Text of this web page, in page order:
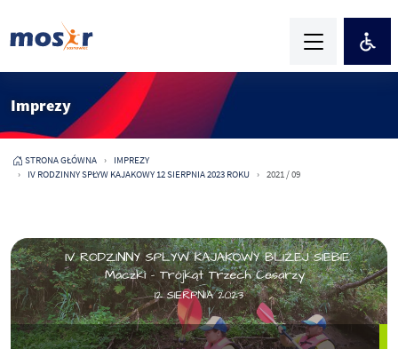
Imprezy
STRONA GŁÓWNA
IMPREZY
IV RODZINNY SPŁYW KAJAKOWY 12 SIERPNIA 2023 ROKU
2021 / 09